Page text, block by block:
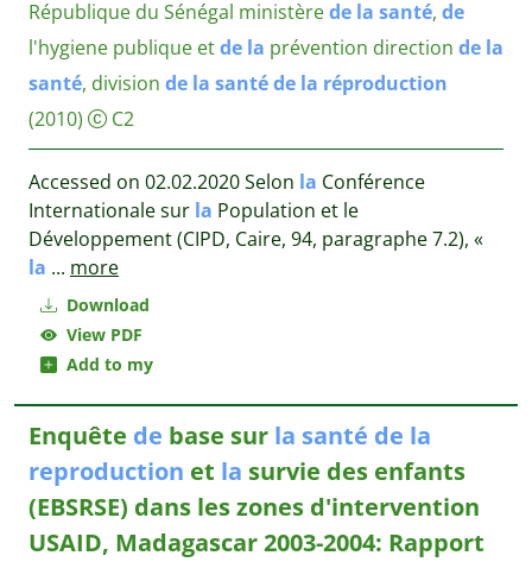
Download
View PDF
Add to my
République du Sénégal ministèrede la santé, de
l'hygiene publique etde la prévention direction de la
santé, division de la santéde la réproduction
(2010)
C2
Accessed on 02.02.2020 Selon la Conférence
Internationale sur la Population et le
Développement (CIPD, Caire, 94, paragraphe 7.2), «
la ... more
Enquête de base sur la santé de la
reproduction et la survie des enfants
(EBSRSE) dans les zones d'intervention
USAID, Madagascar 2003-2004: Rapport